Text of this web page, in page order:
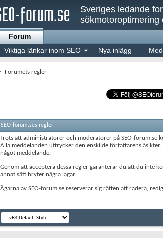
Sveriges ledande
sökmotoroptimering
Forum
Viktiga länkar inom SEO
Nya inlägg
Forumets regler
SEO-forum.ses regler
Trots att administratörer och moderatorer på SEO-forum.se
Alla meddelanden uttrycker den enskilde författarens
något meddelande.
Genom att acceptera dessa regler garanterar du att du inte
annat sätt bryter några lagar.
Ägarna av SEO-forum.se reserverar sig rätten att radera,